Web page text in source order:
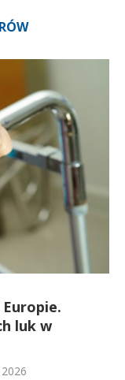
luk w